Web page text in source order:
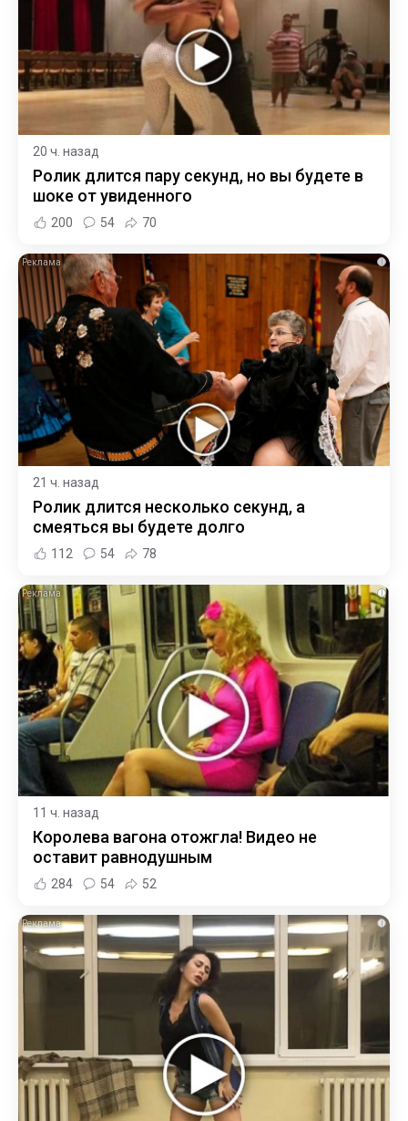
20 ч. назад
Ролик длится пару секунд, но вы будете в
шоке от увиденного
200 54 70
i
21 ч. назад
Ролик длится несколько секунд, а
смеяться вы будете долго
112 54 78
i
11 ч. назад
Королева вагона отожгла! Видео не
оставит равнодушным
284 54 52
i